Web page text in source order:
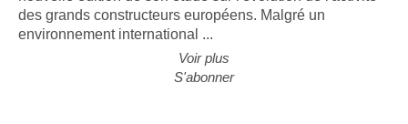
nouvelle édition de son étude sur l'évolution de l'activité
des grands constructeurs européens. Malgré un
Voir plus